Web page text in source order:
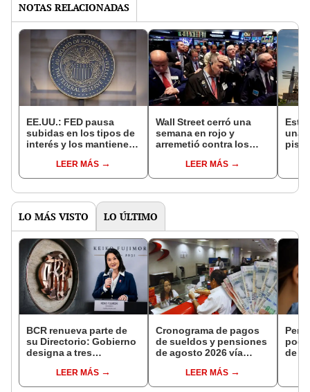
NOTAS RELACIONADAS
EE.UU.: FED pausa
subidas en los tipos de
interés y los mantiene
LEER MÁS
Wall Street cerró una
semana en rojo y
arremetió contra los
LEER MÁS
Esto
una
LO MÁS VISTO LO ÚLTIMO
BCR renueva parte de
su Directorio: Gobierno
designa a tres
EjecutivoLEER MÁS
Cronograma de pagos
de sueldos y pensiones
de agosto 2026 vía
conoce las fechas de
depósito
LEER MÁS
de